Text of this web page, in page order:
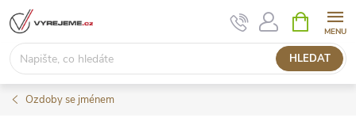
Přejít
na
obsah
HLEDAT
NÁKUPNÍ
KOŠÍK
Ozdoby se jménem